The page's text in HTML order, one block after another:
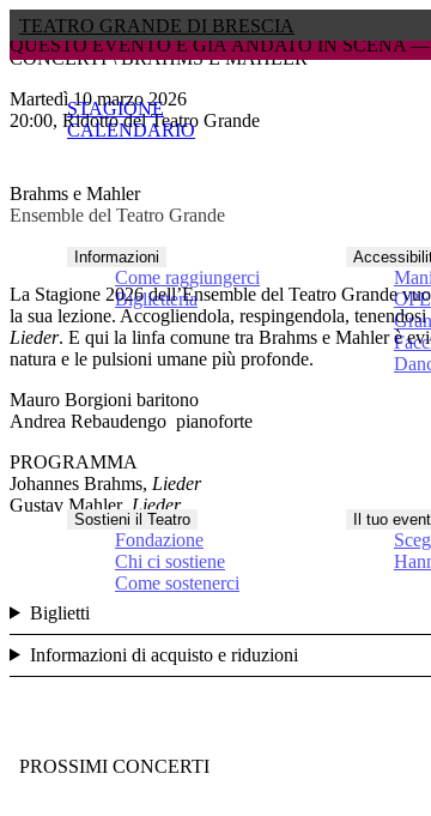
TEATRO GRANDE DI BRESCIA
STAGIONE
CALENDARIO
Informazioni
Come raggiungerci
Biglietteria
Sostieni il Teatro
Fondazione
Chi ci sostiene
Come sostenerci
Il tuo
CONCERTI \ BRAHMS E MAHLER
martedì 10 marzo 2026
20:00, Ridotto del Teatro Grande
Brahms e Mahler
Ensemble del Teatro Grande
La Stagione 2026 dell’Ensemble del Teatro Grande
la sua lezione. Accogliendola, respingendola,
Lieder. E qui la linfa comune tra Brahms e Mahler è
natura e le pulsioni umane più profonde.
Mauro Borgioni baritono
Andrea Rebaudengo pianoforte
PROGRAMMA
Johannes Brahms, Lieder
Gustav Mahler, Lieder
Biglietti
Informazioni di acquisto e riduzioni
PROSSIMI CONCERTI
ANDATO IN SCENA — QUESTO EVENTO È
ANDATO IN SCENA — QUESTO EVENTO È